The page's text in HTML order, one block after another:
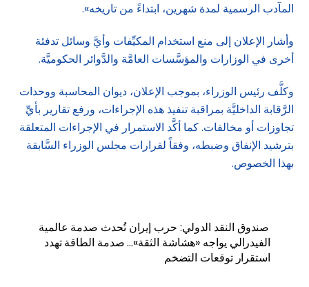
المآدب الرسمية لمدة شهرين، ابتداءً من تاريخه».
وأشار الإعلان إلى منع استخدام المكيِّفات وأيَّ وسائل تدفئة
أخرى في الوزارات والمؤسَّسات العامَّة والدَّوائر الحكوميَّة.
وكلَّف رئيس الوزراء، بموجب الإعلان، ديوان المحاسبة ووحدات
الرَّقابة الداخليَّة بمراقبة تنفيذ هذه الإجراءات، ورفع تقارير بأيِّ
تجاوزات أو مخالفات. كما أكَّد الاستمرار في الإجراءات المتعلقة
بترشيد الإنفاق وضبطه، وفقاً لقرارات مجلس الوزراء السَّابقة
بهذا الخصوص.
صندوق النقد الدولي: حرب إيران تُحدث صدمة عالمية
الفيدرالي يواجه «هشاشة الثقة»… صدمة الطاقة تهدد
استقرار توقعات التضخم